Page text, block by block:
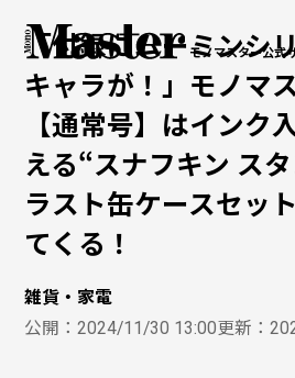
モノマスター公式
「付録にムーミンシ
キャラが！」モノマ
【通常号】はインク
える“スナフキン ス
ラスト缶ケースセッ
てくる！
雑貨・家電
公開：2024/11/30 13:00更新：